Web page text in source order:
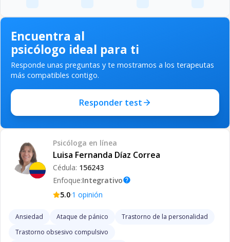
Encuentra al
psicólogo ideal para ti
Responde unas preguntas y te mostramos a los terapeutas
más compatibles contigo.
Responder test
Psicóloga en línea
Luisa Fernanda Díaz Correa
Cédula: 156243
Enfoque:Integrativohelp
5.0·1 opinión
Ansiedad Ataque de pánico
Trastorno de la personalidad
Trastorno obsesivo compulsivo